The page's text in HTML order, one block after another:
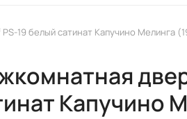
19 белый сатинат Капучино Мелинга
Капучино